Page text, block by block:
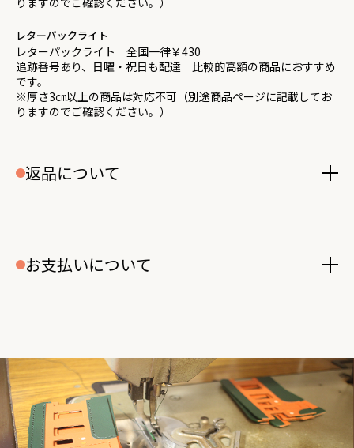
レターパックライト
レターパックライト 全国一律￥430
追跡番号あり、日曜・祝日も配達 比較的高額の商品におすすめ
です。
※厚さ3㎝以上の商品は対応不可（別途商品ページに記載してお
りますのでご確認ください。）
返品について
お支払いについて